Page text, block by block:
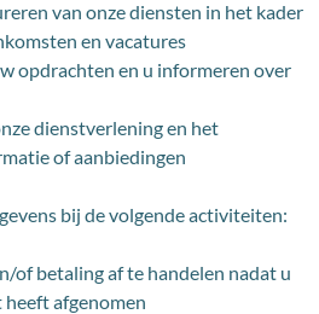
van onze diensten in het kader
en vacatures
opdrachten en u informeren over
dienstverlening en het
of aanbiedingen
bij de volgende activiteiten:
of betaling af te handelen nadat u
afgenomen